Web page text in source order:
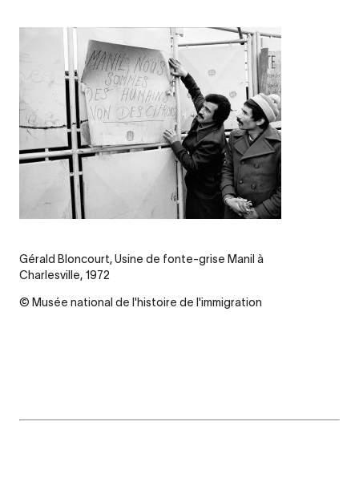
Gérald Bloncourt, Usine de fonte-grise Manil à
Charlesville, 1972
© Musée national de l'histoire de l'immigration